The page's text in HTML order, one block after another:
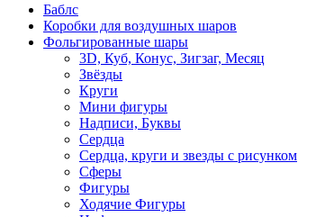
Баблс
Коробки для воздушных шаров
Фольгированные шары
3D, Куб, Конус, Зигзаг, Месяц
Звёзды
Круги
Мини фигуры
Надписи, Буквы
Сердца
Сердца, круги и звезды с рисунком
Сферы
Фигуры
Ходячие Фигуры